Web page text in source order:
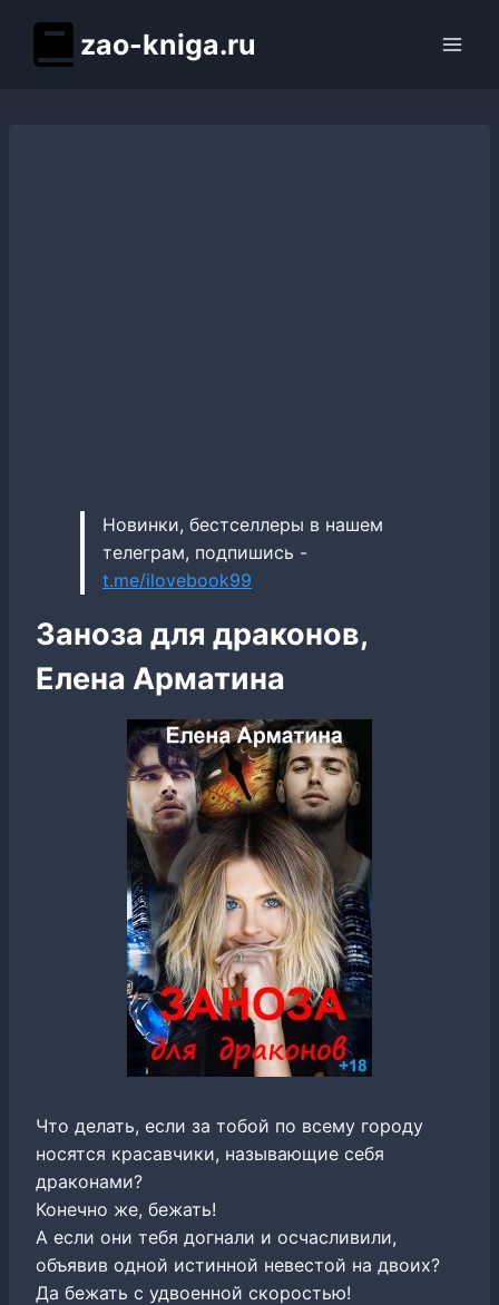
содержимому
zao-kniga.ru
Новинки, бестселлеры в нашем
телеграм, подпишись -
t.me/ilovebook99
Заноза для драконов,
Елена Арматина
Что делать, если за тобой по всему городу
носятся красавчики, называющие себя
драконами?
Конечно же, бежать!
А если они тебя догнали и осчасливили,
объявив одной истинной невестой на двоих?
Да бежать с удвоенной скоростью!